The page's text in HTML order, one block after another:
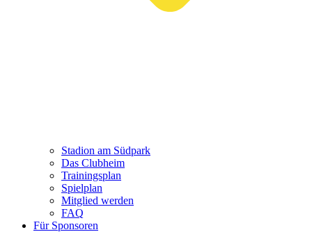
Stadion am Südpark
Das Clubheim
Trainingsplan
Spielplan
Mitglied werden
FAQ
Für Sponsoren